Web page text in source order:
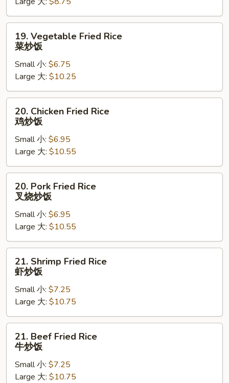
Fried
Rice
萝
饭
Vegetable
Fried
Rice
炒
饭
19. Vegetable Fried Rice
菜炒饭
Small 小: $6.75
Large 大: $10.25
Chicken
Fried
Rice
炒
饭
20. Chicken Fried Rice
鸡炒饭
Small 小: $6.95
Large 大: $10.55
Pork
Fried
Rice
烧
炒
20. Pork Fried Rice
叉烧炒饭
Small 小: $6.95
Large 大: $10.55
Shrimp
Fried
Rice
炒
饭
21. Shrimp Fried Rice
虾炒饭
Small 小: $7.25
Large 大: $10.75
Beef
Fried
Rice
21. Beef Fried Rice
牛炒饭
Small 小: $7.25
Large 大: $10.75